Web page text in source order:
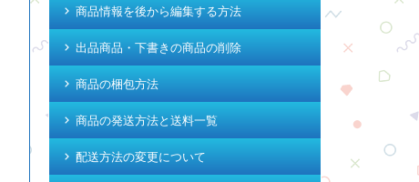
商品情報を後から編集する方法
出品商品・下書きの商品の削除
商品の梱包方法
商品の発送方法と送料一覧
配送方法の変更について